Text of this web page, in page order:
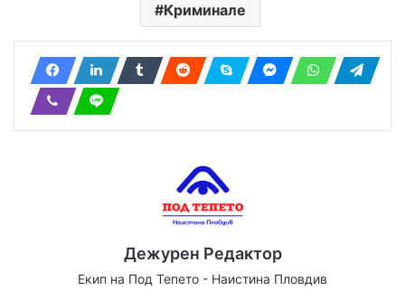
Криминале
Дежурен Редактор
Екип на Под Тепето - Наистина Пловдив